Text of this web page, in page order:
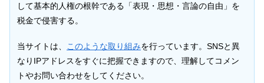
して基本的人権の根幹である「表現・思想・言論の自由」を
税金で侵害する。
当サイトは、 このような取り組みを行っています。SNSと異
なりIPアドレスをすぐに把握できますので、理解してコメン
トやお問い合わせをしてください。